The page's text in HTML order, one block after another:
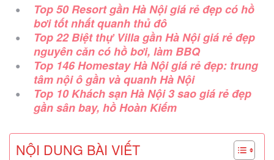
Top 50 Resort gần Hà Nội giá rẻ đẹp có hồ
bơi tốt nhất quanh thủ đô
Top 22 Biệt thự Villa gần Hà Nội giá rẻ đẹp
nguyên căn có hồ bơi, làm BBQ
Top 146 Homestay Hà Nội giá rẻ đẹp: trung
tâm nội ô gần và quanh Hà Nội
Top 10 Khách sạn Hà Nội 3 sao giá rẻ đẹp
gần sân bay, hồ Hoàn Kiếm
NỘI DUNG BÀI VIẾT